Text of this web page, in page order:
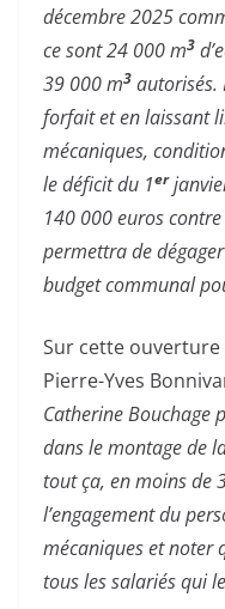
décembre 2025
ce sont 24 000 m3
39 000 m3 autorisés.
forfait et en laissant
mécaniques,
le déficit du 1er
140 000 euros
permettra de
budget communal
Sur cette ouverture
Pierre-Yves
Catherine Bouchage
dans le montage de
tout ça, en moins de
l’engagement du
mécaniques et noter
tous les salariés qui